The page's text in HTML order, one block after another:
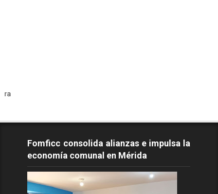
Fomficc consolida alianzas e impulsa la
economía comunal en Mérida